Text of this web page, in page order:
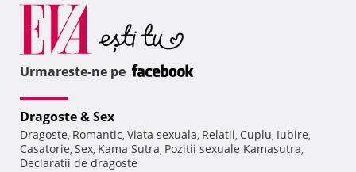
Urmareste-ne pe
Dragoste & Sex
Dragoste, Romantic, Viata sexuala, Relatii, Cuplu, Iubire,
Casatorie, Sex, Kama Sutra, Pozitii sexuale Kamasutra,
Declaratii de dragoste